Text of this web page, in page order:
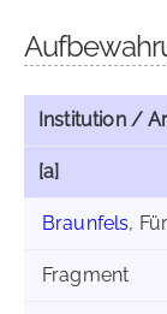
Institution /
[a]
Braunfels,
Fragment